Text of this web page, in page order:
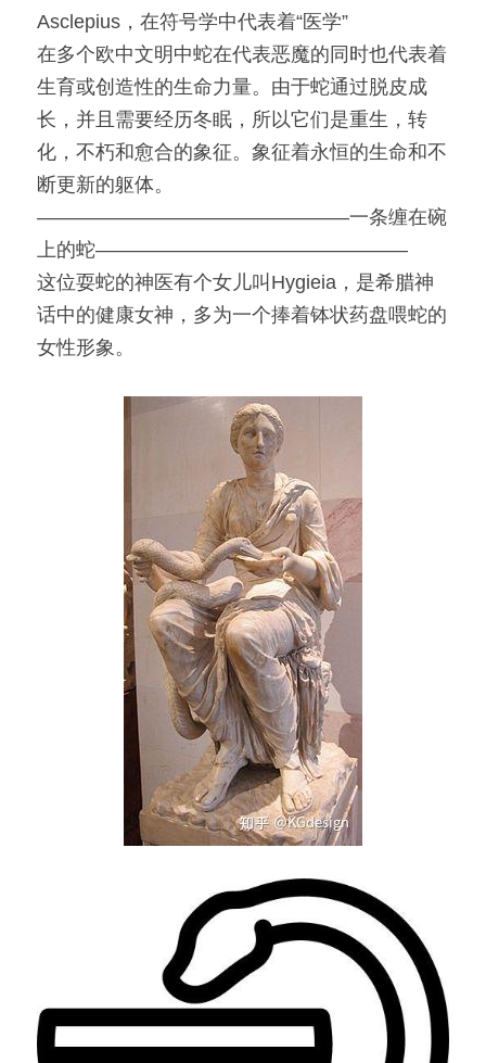
Asclepius，在符号学中代表着“医学”
在多个欧中文明中蛇在代表恶魔的同时也代表着
生育或创造性的生命力量。由于蛇通过脱皮成
长，并且需要经历冬眠，所以它们是重生，转
化，不朽和愈合的象征。象征着永恒的生命和不
断更新的躯体。
————————————————一条缠在碗
上的蛇————————————————
这位耍蛇的神医有个女儿叫Hygieia，是希腊神
话中的健康女神，多为一个捧着钵状药盘喂蛇的
女性形象。